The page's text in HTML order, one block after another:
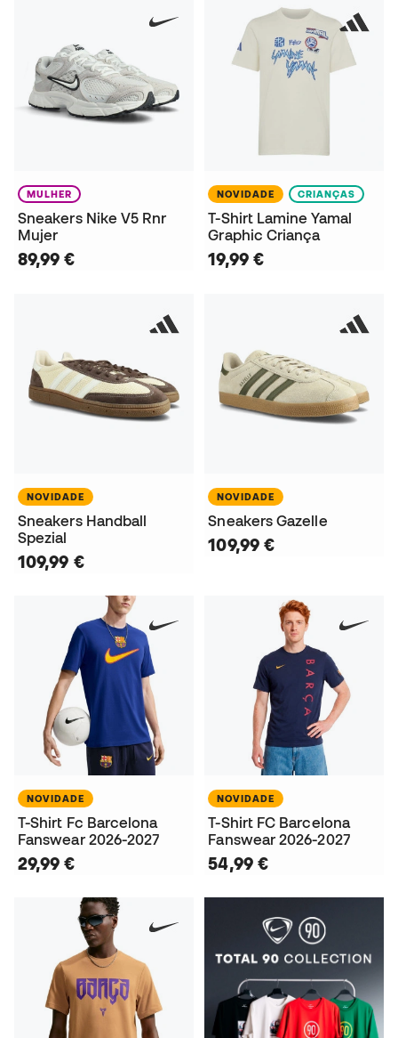
MULHER
Sneakers Nike V5 Rnr
Mujer
89,99 €
NOVIDADE CRIANÇAS
T-Shirt Lamine Yamal
Graphic Criança
19,99 €
NOVIDADE
Sneakers Handball
Spezial
109,99 €
NOVIDADE
Sneakers Gazelle
109,99 €
NOVIDADE
T-Shirt Fc Barcelona
Fanswear 2026-2027
29,99 €
NOVIDADE
T-Shirt FC Barcelona
Fanswear 2026-2027
54,99 €